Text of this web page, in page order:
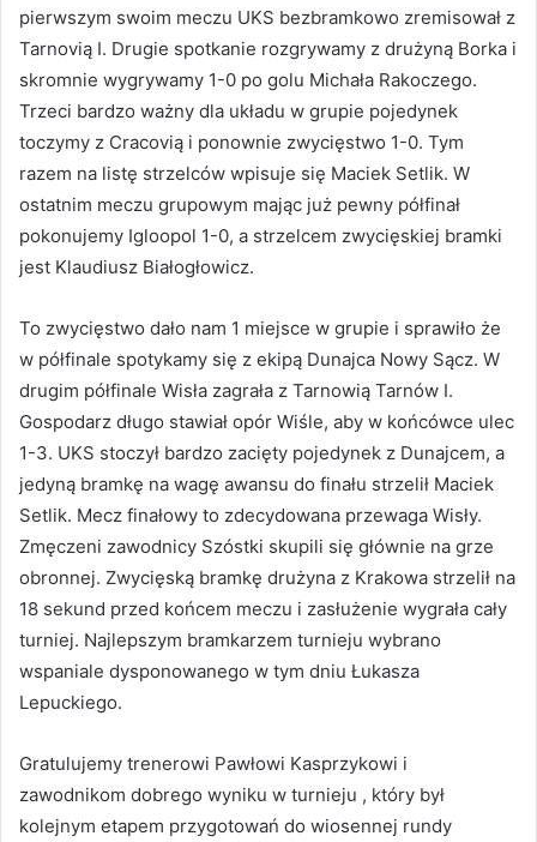
pierwszym swoim meczu UKS bezbramkowo zremisował z
Tarnovią I. Drugie spotkanie rozgrywamy z drużyną Borka i
skromnie wygrywamy 1-0 po golu Michała Rakoczego.
Trzeci bardzo ważny dla układu w grupie pojedynek
toczymy z Cracovią i ponownie zwycięstwo 1-0. Tym
razem na listę strzelców wpisuje się Maciek Setlik. W
ostatnim meczu grupowym mając już pewny półfinał
pokonujemy Igloopol 1-0, a strzelcem zwycięskiej bramki
jest Klaudiusz Białogłowicz.
To zwycięstwo dało nam 1 miejsce w grupie i sprawiło że
w półfinale spotykamy się z ekipą Dunajca Nowy Sącz. W
drugim półfinale Wisła zagrała z Tarnowią Tarnów I.
Gospodarz długo stawiał opór Wiśle, aby w końcówce ulec
1-3. UKS stoczył bardzo zacięty pojedynek z Dunajcem, a
jedyną bramkę na wagę awansu do finału strzelił Maciek
Setlik. Mecz finałowy to zdecydowana przewaga Wisły.
Zmęczeni zawodnicy Szóstki skupili się głównie na grze
obronnej. Zwycięską bramkę drużyna z Krakowa strzelił na
18 sekund przed końcem meczu i zasłużenie wygrała cały
turniej. Najlepszym bramkarzem turnieju wybrano
wspaniale dysponowanego w tym dniu Łukasza
Lepuckiego.
Gratulujemy trenerowi Pawłowi Kasprzykowi i
zawodnikom dobrego wyniku w turnieju , który był
kolejnym etapem przygotowań do wiosennej rundy